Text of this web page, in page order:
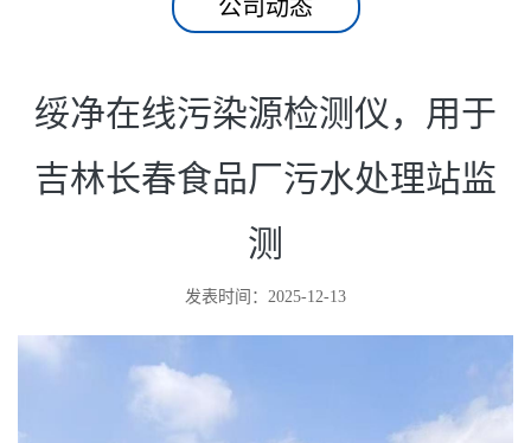
于吉林长春食品厂污水处理站监测
绥净在线污染源检测仪，用于
吉林长春食品厂污水处理站监
测